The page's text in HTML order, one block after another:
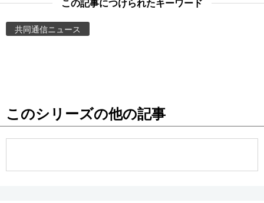
東京
共同通信ニュース
このシリーズの他の記事